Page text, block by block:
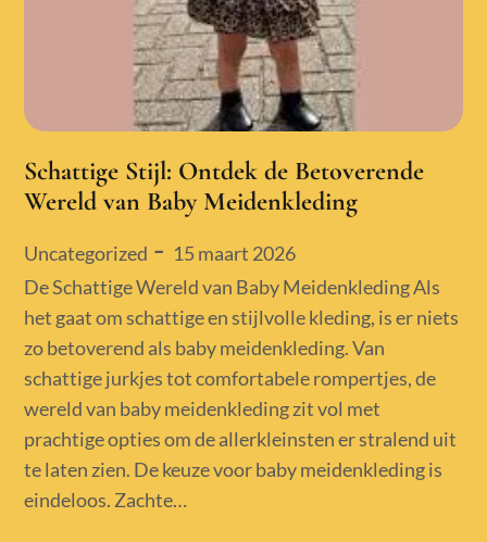
Schattige Stijl: Ontdek de Betoverende
Wereld van Baby Meidenkleding
Uncategorized
Posted
on
15 maart 2026
De Schattige Wereld van Baby Meidenkleding Als
het gaat om schattige en stijlvolle kleding, is er niets
zo betoverend als baby meidenkleding. Van
schattige jurkjes tot comfortabele rompertjes, de
wereld van baby meidenkleding zit vol met
prachtige opties om de allerkleinsten er stralend uit
te laten zien. De keuze voor baby meidenkleding is
eindeloos. Zachte…